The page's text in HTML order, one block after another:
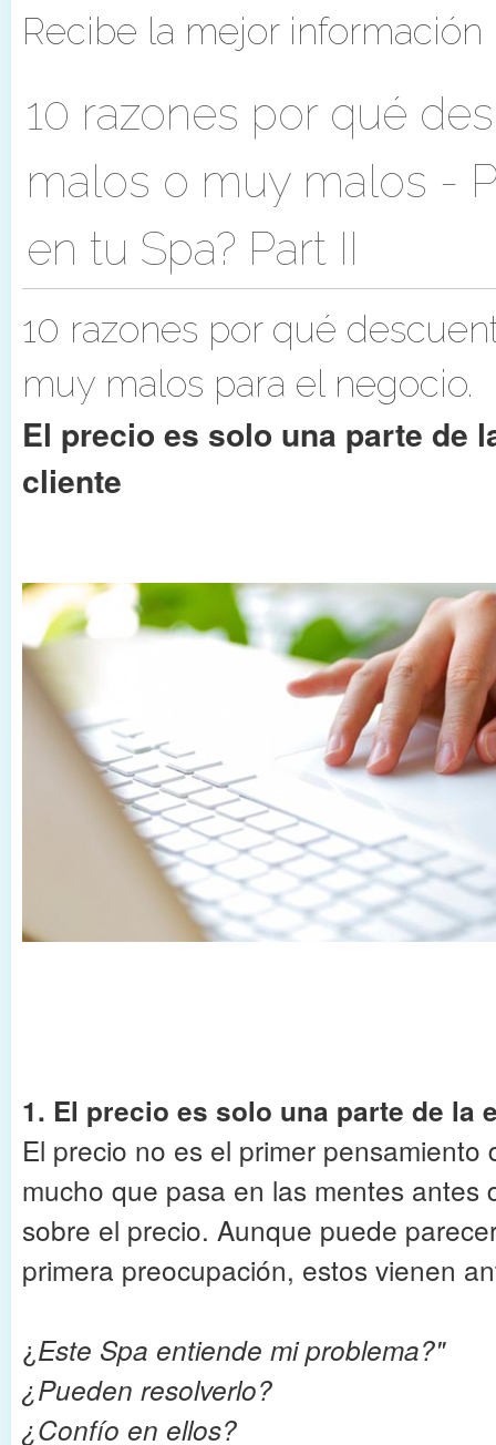
Recibe la mejor información
10 razones por qué
malos o muy malos -
en tu Spa? Part II
10 razones por qué
muy malos para el negocio.
El precio es solo una parte de
cliente
1. El precio es solo una parte de la
El precio no es el primer pensamiento
mucho que pasa en las mentes antes
sobre el precio. Aunque puede
primera preocupación, estos vienen
¿Este Spa entiende mi problema?"
¿Pueden resolverlo?
¿Confío en ellos?